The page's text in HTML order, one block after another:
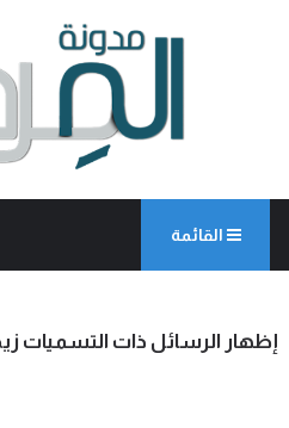
القائمة
‏إظهار الرسائل ذات التسميات